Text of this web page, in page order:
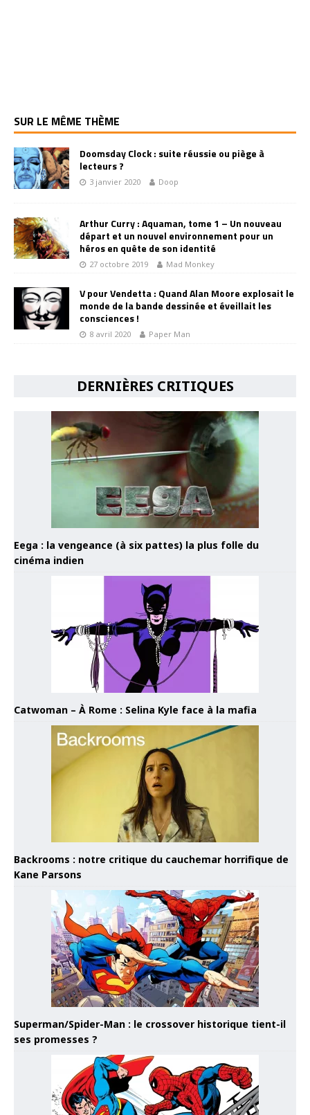
SUR LE MÊME THÈME
Doomsday Clock : suite réussie ou piège à
lecteurs ?
3 janvier 2020 Doop
Arthur Curry : Aquaman, tome 1 – Un nouveau
départ et un nouvel environnement pour un
héros en quête de son identité
27 octobre 2019 Mad Monkey
V pour Vendetta : Quand Alan Moore explosait le
monde de la bande dessinée et éveillait les
consciences !
8 avril 2020 Paper Man
DERNIÈRES CRITIQUES
Eega : la vengeance (à six pattes) la plus folle du
cinéma indien
Catwoman – À Rome : Selina Kyle face à la mafia
Backrooms : notre critique du cauchemar horrifique de
Kane Parsons
Superman/Spider-Man : le crossover historique tient-il
ses promesses ?